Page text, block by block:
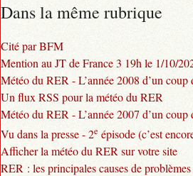
Dans la même rubrique
Cité par BFM
Mention au JT de France 3 19h le 1/10/
Météo du RER - L’année 2008 d’un coup
Un flux RSS pour la météo du RER
Météo du RER - L’année 2007 d’un coup
Vu dans la presse - 2e épisode (c’est
Afficher la météo du RER sur votre site
RER : les principales causes de problèmes